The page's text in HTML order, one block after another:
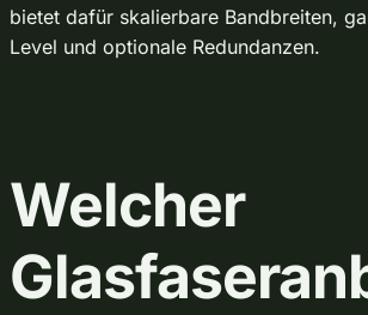
bietet dafür skalierbare Bandbreiten,
Level und optionale Redundanzen.
Welcher